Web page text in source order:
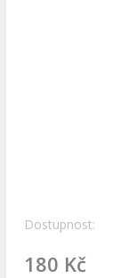
Dostupnost:
180 Kč